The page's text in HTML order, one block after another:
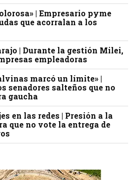
| Empresario pyme
que acorralan a los
| Durante la gestión Milei,
empleadoras
marcó un límite» |
senadores salteños que no
gaucha
en las redes | Presión a la
que no vote la entrega de